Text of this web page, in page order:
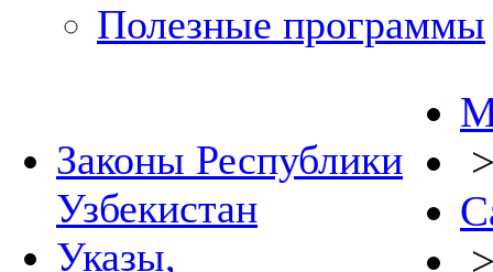
Полезные программы
Законы Республики
Узбекистан
Указы,